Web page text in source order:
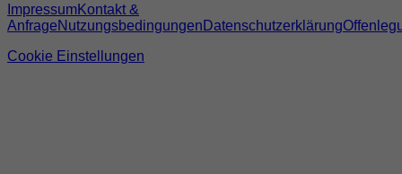
ImpressumKontakt &
AnfrageNutzungsbedingungen Datenschutzerklärung
Cookie Einstellungen